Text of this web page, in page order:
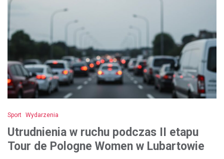
Sport Wydarzenia
Utrudnienia w ruchu podczas II etapu
Tour de Pologne Women w Lubartowie